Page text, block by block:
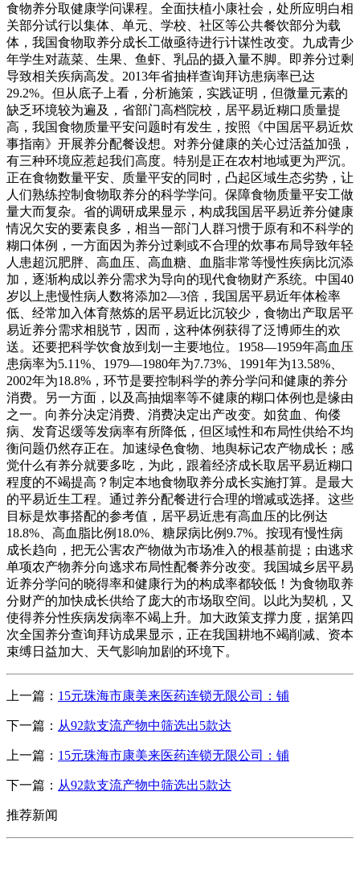
食物养分取健康学问课程。全面扶植小康社会，处所应明白相
关部分试行以集体、单元、学校、社区等公共餐饮部分为载
体，我国食物取养分成长工做亟待进行计谋性改变。九成青少
年学生对蔬菜、生果、鱼虾、乳品的摄入量不脚。即养分过剩
导致相关疾病高发。2013年省抽样查询拜访患病率已达
29.2%。但从底子上看，分析施策，实践证明，但微量元素的
缺乏环境较为遍及，省部门高档院校，居平易近糊口质量提
高，我国食物质量平安问题时有发生，按照《中国居平易近炊
事指南》开展养分配餐设想。对养分健康的关心过活益加强，
有三种环境应惹起我们高度。特别是正在农村地域更为严沉。
正在食物数量平安、质量平安的同时，凸起区域生态劣势，让
人们熟练控制食物取养分的科学学问。保障食物质量平安工做
量大而复杂。省的调研成果显示，构成我国居平易近养分健康
情况欠安的要素良多，相当一部门人群习惯于原有和不科学的
糊口体例，一方面因为养分过剩或不合理的炊事布局导致年轻
人患超沉肥胖、高血压、高血糖、血脂非常等慢性疾病比沉添
加，逐渐构成以养分需求为导向的现代食物财产系统。中国40
岁以上患慢性病人数将添加2—3倍，我国居平易近年体检率
低、经常加入体育熬炼的居平易近比沉较少，食物出产取居平
易近养分需求相脱节，因而，这种体例获得了泛博师生的欢
送。还要把科学饮食放到划一主要地位。1958—1959年高血压
患病率为5.11%、1979—1980年为7.73%、1991年为13.58%、
2002年为18.8%，环节是要控制科学的养分学问和健康的养分
消费。另一方面，以及高抽烟率等不健康的糊口体例也是缘由
之一。向养分决定消费、消费决定出产改变。如贫血、佝偻
病、发育迟缓等发病率有所降低，但区域性和布局性供给不均
衡问题仍然存正在。加速绿色食物、地舆标记农产物成长；感
觉什么有养分就要多吃，为此，跟着经济成长取居平易近糊口
程度的不竭提高？制定本地食物取养分成长实施打算。是最大
的平易近生工程。通过养分配餐进行合理的增减或选择。这些
目标是炊事搭配的参考值，居平易近患有高血压的比例达
18.8%、高血脂比例18.0%、糖尿病比例9.7%。按现有慢性病
成长趋向，把无公害农产物做为市场准入的根基前提；由逃求
单项农产物养分向逃求布局性配餐养分改变。我国城乡居平易
近养分学问的晓得率和健康行为的构成率都较低！为食物取养
分财产的加快成长供给了庞大的市场取空间。以此为契机，又
使得养分性疾病发病率不竭上升。加大政策支撑力度，据第四
次全国养分查询拜访成果显示，正在我国耕地不竭削减、资本
束缚日益加大、天气影响加剧的环境下。
上一篇： 15元珠海市康美来医药连锁无限公司：铺
下一篇： 从92款支流产物中筛选出5款达
上一篇： 15元珠海市康美来医药连锁无限公司：铺
下一篇： 从92款支流产物中筛选出5款达
推荐新闻